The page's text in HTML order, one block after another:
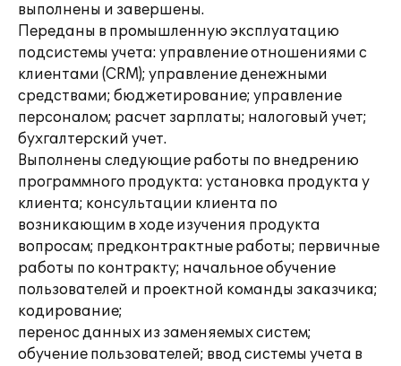
выполнены и завершены.
Переданы в промышленную эксплуатацию
подсистемы учета: управление отношениями с
клиентами (CRM); управление денежными
средствами; бюджетирование; управление
персоналом; расчет зарплаты; налоговый учет;
бухгалтерский учет.
Выполнены следующие работы по внедрению
программного продукта: установка продукта у
клиента; консультации клиента по
возникающим в ходе изучения продукта
вопросам; предконтрактные работы; первичные
работы по контракту; начальное обучение
пользователей и проектной команды заказчика;
кодирование;
перенос данных из заменяемых систем;
обучение пользователей; ввод системы учета в